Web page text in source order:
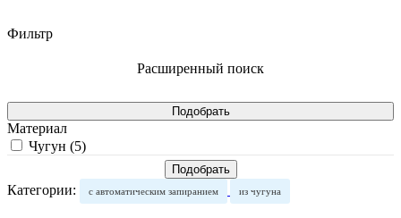
Фильтр
Расширенный поиск
Материал
Чугун (5)
Категории: с автоматическим запиранием из чугуна